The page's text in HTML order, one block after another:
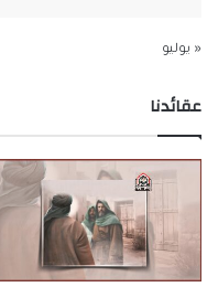
« يوليو
عقائدنا